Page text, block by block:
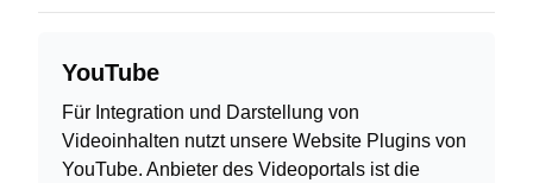
YouTube
Für Integration und Darstellung von
Videoinhalten nutzt unsere Website Plugins von
YouTube. Anbieter des Videoportals ist die